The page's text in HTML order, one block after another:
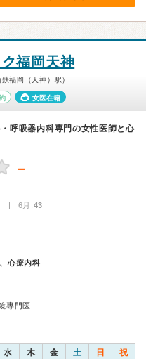
福岡天神
福岡（天神）駅）
女医在籍
呼吸器内科専門の女性医師と心
－
| 6月:43
心療内科
専門医
水 木 金 土 日 祝